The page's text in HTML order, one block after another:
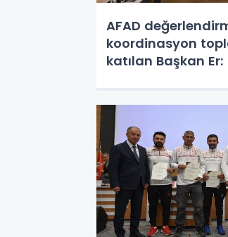
AFAD
koordinasyon
katılan Başkan Er: